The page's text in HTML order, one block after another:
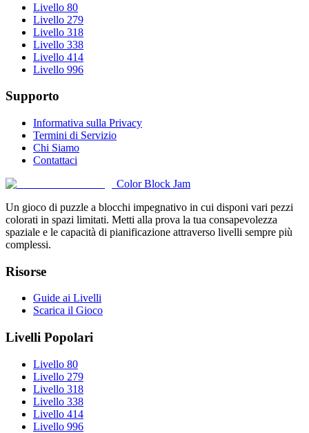
Livello 80
Livello 279
Livello 318
Livello 338
Livello 414
Livello 996
Supporto
Informativa sulla Privacy
Termini di Servizio
Chi Siamo
Contattaci
Color Block Jam
Un gioco di puzzle a blocchi impegnativo in cui disponi vari pezzi
colorati in spazi limitati. Metti alla prova la tua consapevolezza
spaziale e le capacità di pianificazione attraverso livelli sempre più
complessi.
Risorse
Guide ai Livelli
Scarica il Gioco
Livelli Popolari
Livello 80
Livello 279
Livello 318
Livello 338
Livello 414
Livello 996